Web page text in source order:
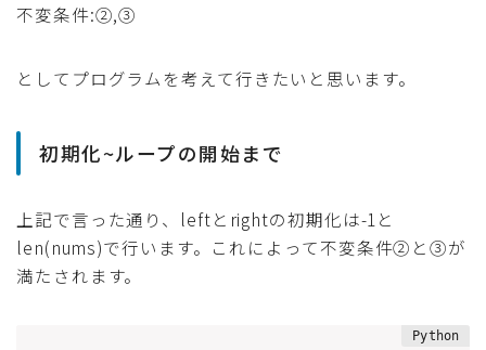
不変条件:②,③
としてプログラムを考えて行きたいと思います。
初期化~ループの開始まで
上記で言った通り、leftとrightの初期化は-1と
len(nums)で行います。これによって不変条件②と③が
満たされます。